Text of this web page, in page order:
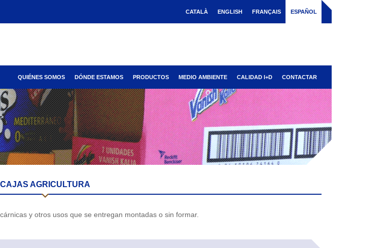
CATALÀ ENGLISH FRANÇAIS ESPAÑOL
QUIÉNES SOMOS DÓNDE ESTAMOS PRODUCTOS MEDIO AMBIENTE CALIDAD I+D CONTACTAR
CAJAS AGRICULTURA
y otros usos que se entregan montadas o sin formar.